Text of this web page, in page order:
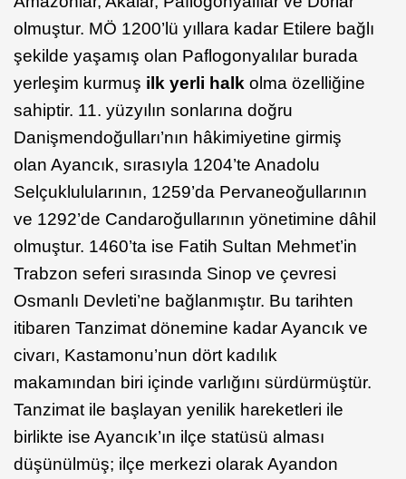
olmuştur. MÖ 1200’lü yıllara kadar Etilere bağlı
şekilde yaşamış olan Paflogonyalılar burada
yerleşim kurmuş ilk yerli halk olma özelliğine
sahiptir. 11. yüzyılın sonlarına doğru
Danişmendoğulları’nın hâkimiyetine girmiş
olan Ayancık, sırasıyla 1204’te Anadolu
Selçuklulularının, 1259’da Pervaneoğullarının
ve 1292’de Candaroğullarının yönetimine dâhil
olmuştur. 1460’ta ise Fatih Sultan Mehmet’in
Trabzon seferi sırasında Sinop ve çevresi
Osmanlı Devleti’ne bağlanmıştır. Bu tarihten
itibaren Tanzimat dönemine kadar Ayancık ve
civarı, Kastamonu’nun dört kadılık
makamından biri içinde varlığını sürdürmüştür.
Tanzimat ile başlayan yenilik hareketleri ile
birlikte ise Ayancık’ın ilçe statüsü alması
düşünülmüş; ilçe merkezi olarak Ayandon